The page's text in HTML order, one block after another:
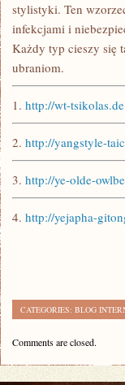
stylistyki. Ten
infekcjami i
Każdy typ cieszy się
ubraniom.
1. http://wt-tsikolas.de
2. http://yangstyle-
3. http://ye-olde-
4. http://yejapha-
CATEGORIES: BLOG
Comments are closed.